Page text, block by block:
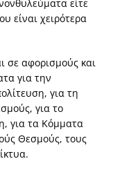
είτε
είναι χειρότερα
σε αφορισμούς και
για την
για τη
για το
για τα Κόμματα
Θεσμούς, τους